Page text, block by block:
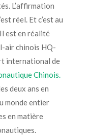
L’affirmation
réel. Et c’est au
Il est en réalité
air chinois HQ-
international de
Chinois.
deux ans en
monde entier
en matière